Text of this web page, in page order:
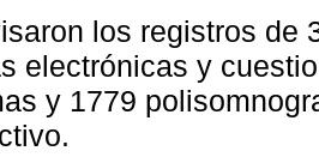
los registros de
electrónicas y
y 1779